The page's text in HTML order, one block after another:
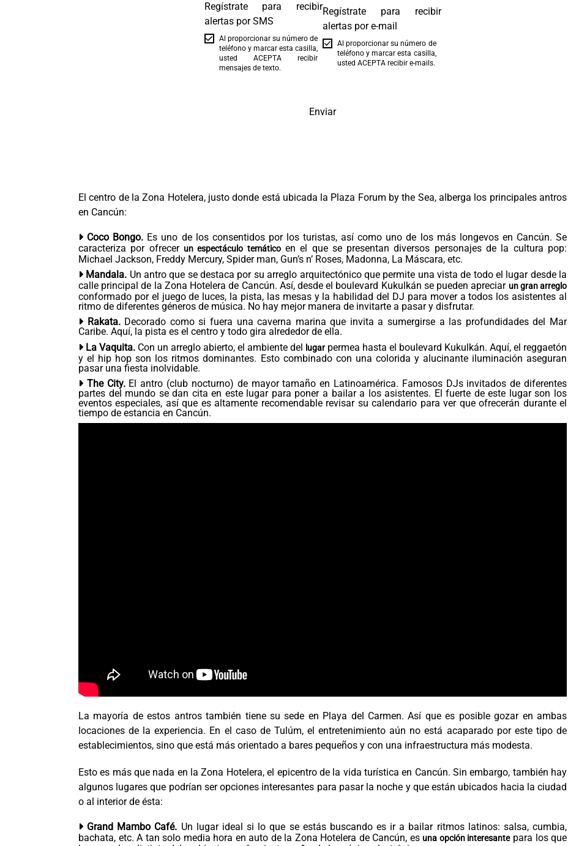
Regístrate para recibir
alertas por SMS
Al proporcionar su número de
teléfono y marcar esta casilla,
usted ACEPTA recibir
mensajes de texto.
Regístrate para recibir
alertas por e-mail
Al proporcionar su número de
teléfono y marcar esta casilla,
usted ACEPTA recibir e-mails.
Enviar
El centro de la Zona Hotelera, justo donde está ubicada la Plaza Forum by the Sea, alberga los principales antros
en Cancún:
Coco Bongo. Es uno de los consentidos por los turistas, así como uno de los más longevos en Cancún. Se
caracteriza por ofrecer un espectáculo temáticoen el que se presentan diversos personajes de la cultura pop:
Michael Jackson, Freddy Mercury, Spider man, Gun’s n’ Roses, Madonna, La Máscara, etc.
Mandala. Un antro que se destaca por su arreglo arquitectónico que permite una vista de todo el lugar desde la
calle principal de la Zona Hotelera de Cancún. Así, desde el boulevard Kukulkán se pueden apreciar un gran arreglo
conformado por el juego de luces, la pista, las mesas y la habilidad del DJ para mover a todos los asistentes al
ritmo de diferentes géneros de música. No hay mejor manera de invitarte a pasar y disfrutar.
Rakata.Decorado como si fuera una caverna marina que invita a sumergirse a las profundidades del Mar
Caribe. Aquí, la pista es el centro y todo gira alrededor de ella.
La Vaquita. Con un arreglo abierto, el ambiente del lugarpermea hasta el boulevard Kukulkán. Aquí, el reggaetón
y el hip hop son los ritmos dominantes. Esto combinado con una colorida y alucinante iluminación aseguran
pasar una fiesta inolvidable.
The City.El antro (club nocturno) de mayor tamaño en Latinoamérica. Famosos DJs invitados de diferentes
partes del mundo se dan cita en este lugar para poner a bailar a los asistentes. El fuerte de este lugar son los
eventos especiales, así que es altamente recomendable revisar su calendario para ver que ofrecerán durante el
tiempo de estancia en Cancún.
La mayoría de estos antros también tiene su sede en Playa del Carmen. Así que es posible gozar en ambas
locaciones de la experiencia. En el caso de Tulúm, el entretenimiento aún no está acaparado por este tipo de
establecimientos, sino que está más orientado a bares pequeños y con una infraestructura más modesta.
Esto es más que nada en la Zona Hotelera, el epicentro de la vida turística en Cancún. Sin embargo, también hay
algunos lugares que podrían ser opciones interesantes para pasar la noche y que están ubicados hacia la ciudad
o al interior de ésta:
Grand Mambo Café. Un lugar ideal si lo que se estás buscando es ir a bailar ritmos latinos: salsa, cumbia,
bachata, etc. A tan solo media hora en auto de la Zona Hotelera de Cancún, es una opción interesantepara los que